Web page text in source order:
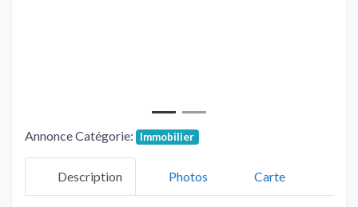
Annonce Catégorie: Immobilier
Description Photos Carte